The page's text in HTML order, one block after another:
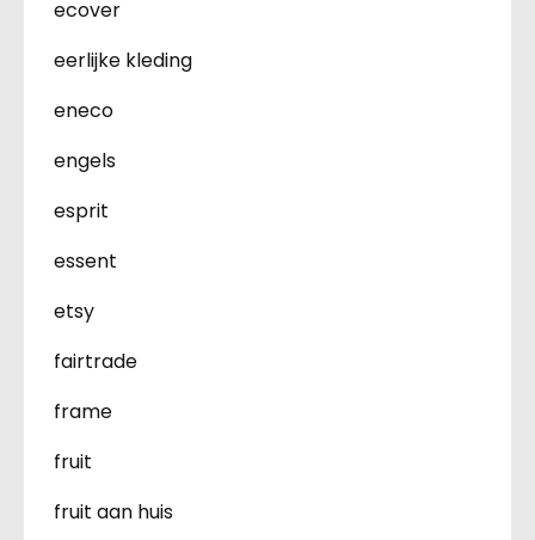
ecover
eerlijke kleding
eneco
engels
esprit
essent
etsy
fairtrade
frame
fruit
fruit aan huis